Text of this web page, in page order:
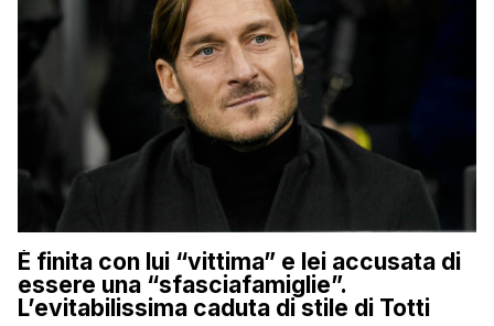
È finita con lui “vittima” e lei accusata di
essere una “sfasciafamiglie”.
L’evitabilissima caduta di stile di Totti